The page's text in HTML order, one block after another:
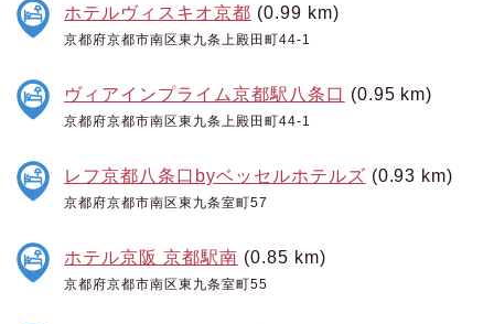
ホテルヴィスキオ京都 (0.99 km)
京都府京都市南区東九条上殿田町44-1
ヴィアインプライム京都駅八条口 (0.95 km)
京都府京都市南区東九条上殿田町44-1
レフ京都八条口byベッセルホテルズ (0.93 km)
京都府京都市南区東九条室町57
ホテル京阪 京都駅南 (0.85 km)
京都府京都市南区東九条室町55